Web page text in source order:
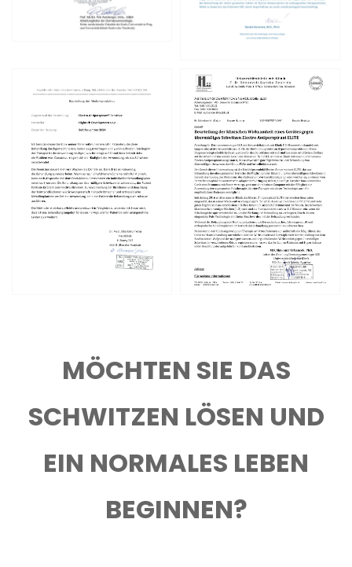
MÖCHTEN SIE DAS
SCHWITZEN LÖSEN UND
EIN NORMALES LEBEN
BEGINNEN?